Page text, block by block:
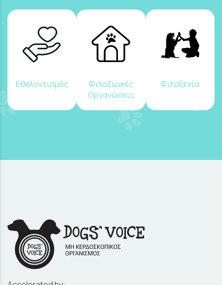
Εθελοντισμός
Φιλοζωικές
Οργανώσεις
Φιλοξενία